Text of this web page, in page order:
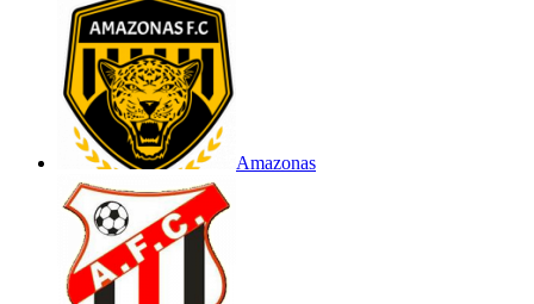
Amazonas